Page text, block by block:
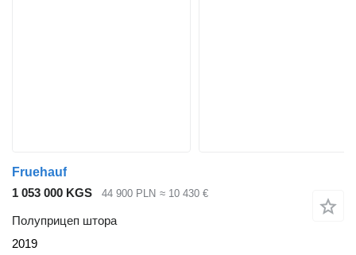
Fruehauf
1 053 000 KGS
44 900 PLN ≈ 10 430 €
Полуприцеп штора
2019